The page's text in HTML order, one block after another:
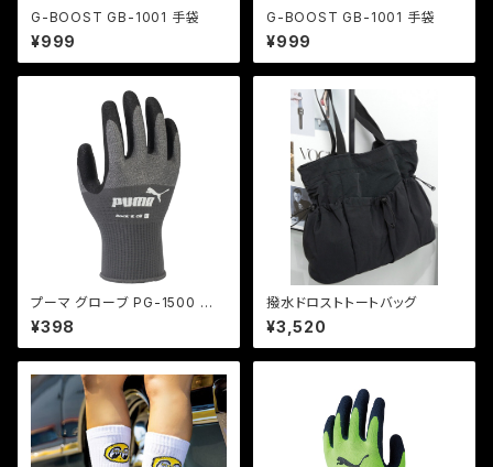
G-BOOST GB-1001 手袋
¥999
G-BOOST GB-1001 手袋
¥999
プーマ グローブ PG-1500 ロッ
ク&オイル
¥398
撥水ドロストトートバッグ
¥3,520